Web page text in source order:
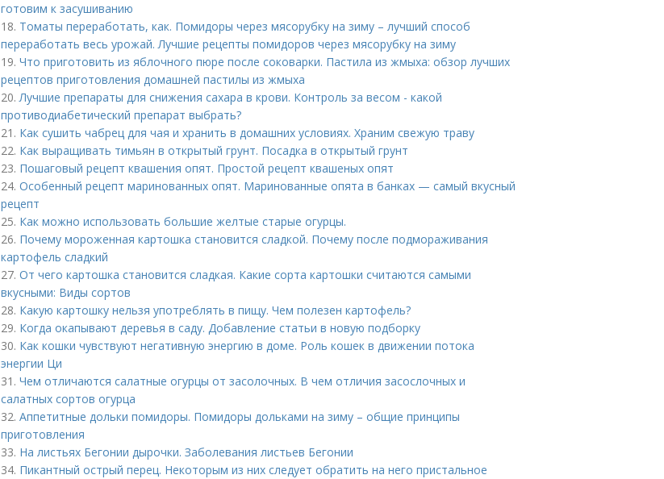
готовим к засушиванию
18. Томаты переработать, как. Помидоры через мясорубку на зиму – лучший способ
переработать весь урожай. Лучшие рецепты помидоров через мясорубку на зиму
19. Что приготовить из яблочного пюре после соковарки. Пастила из жмыха: обзор лучших
рецептов приготовления домашней пастилы из жмыха
20.Лучшие препараты для снижения сахара в крови. Контроль за весом - какой
противодиабетический препарат выбрать?
21. Как сушить чабрец для чая и хранить в домашних условиях. Храним свежую траву
22. Как выращивать тимьян в открытый грунт. Посадка в открытый грунт
23. Пошаговый рецепт квашения опят. Простой рецепт квашеных опят
24. Особенный рецепт маринованных опят. Маринованные опята в банках — самый вкусный
рецепт
25. Как можно использовать большие желтые старые огурцы.
26. Почему мороженная картошка становится сладкой. Почему после подмораживания
картофель сладкий
27. От чего картошка становится сладкая. Какие сорта картошки считаются самыми
вкусными: Виды сортов
28. Какую картошку нельзя употреблять в пищу. Чем полезен картофель?
29. Когда окапывают деревья в саду. Добавление статьи в новую подборку
30. Как кошки чувствуют негативную энергию в доме. Роль кошек в движении потока
энергии Ци
31. Чем отличаются салатные огурцы от засолочных. В чем отличия засослочных и
салатных сортов огурца
32. Аппетитные дольки помидоры. Помидоры дольками на зиму – общие принципы
приготовления
33. На листьях Бегонии дырочки. Заболевания листьев Бегонии
34. Пикантный острый перец. Некоторым из них следует обратить на него пристальное